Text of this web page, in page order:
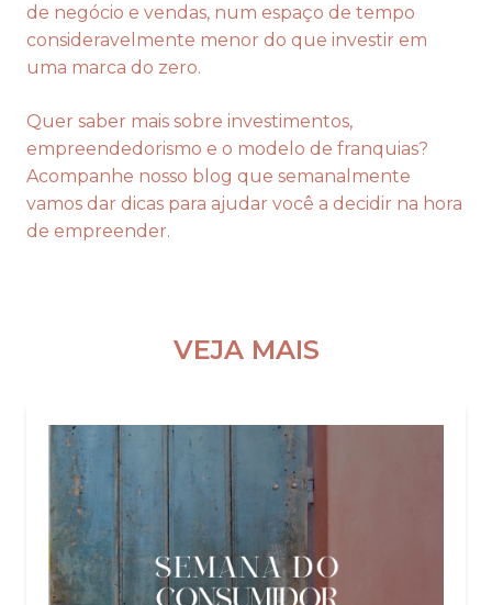
de negócio e vendas, num espaço de tempo
consideravelmente menor do que investir em
uma marca do zero.
Quer saber mais sobre investimentos,
empreendedorismo e o modelo de franquias?
Acompanhe nosso blog que semanalmente
vamos dar dicas para ajudar você a decidir na hora
de empreender.
VEJA MAIS